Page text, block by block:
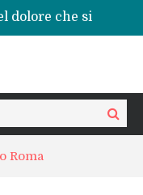
dolore che si
storico
tra
nuova guida:
Cerca
Roma